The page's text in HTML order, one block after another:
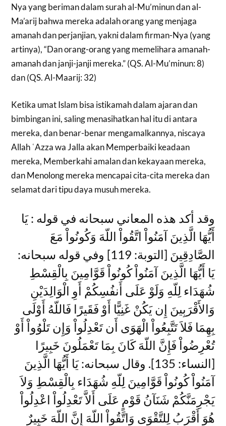
Nya yang beriman dalam surah al-Mu’minun dan al-
Ma’arij bahwa mereka adalah orang yang menjaga
amanah dan perjanjian, yakni dalam firman-Nya (yang
artinya), “Dan orang-orang yang memelihara amanah-
amanah dan janji-janji mereka.” (QS. Al-Mu’minun: 8)
dan (QS. Al-Maarij: 32)
Ketika umat Islam bisa istikamah dalam ajaran dan
bimbingan ini, saling menasihatkan hal itu di antara
mereka, dan benar-benar mengamalkannya, niscaya
Allah ʿAzza wa Jalla akan Memperbaiki keadaan
mereka, Memberkahi amalan dan kekayaan mereka,
dan Menolong mereka mencapai cita-cita mereka dan
selamat dari tipu daya musuh mereka.
وقد أكد هذه المعاني سبحانه في قوله : يَا
أَيُّهَا الَّذِينَ آمَنُواْ اتَّقُواْ اللّهَ وَكُونُواْ مَعَ
الصَّادِقِينَ [التوبة: 119] وفي قوله سبحانه:
يَا أَيُّهَا الَّذِينَ آمَنُواْ كُونُواْ قَوَّامِينَ بِالْقِسْطِ
شُهَدَاء لِلّهِ وَلَوْ عَلَى أَنفُسِكُمْ أَوِ الْوَالِدَيْنِ
وَالأَقْرَبِينَ إِن يَكُنْ غَنِيًّا أَوْ فَقَيرًا فَاللّهُ أَوْلَى
بِهِمَا فَلاَ تَتَّبِعُواْ الْهَوَى أَن تَعْدِلُواْ وَإِن تَلْوُواْ أَوْ
تُعْرِضُواْ فَإِنَّ اللّهَ كَانَ بِمَا تَعْمَلُونَ خَبِيرًا
[النساء: 135]. وقال سبحانه: يَا أَيُّهَا الَّذِينَ
آمَنُواْ كُونُواْ قَوَّامِينَ لِلّهِ شُهَدَاء بِالْقِسْطِ وَلاَ
يَجْرِمَنَّكُمْ شَنَآنُ قَوْمٍ عَلَى أَلاَّ تَعْدِلُواْ اعْدِلُواْ
هُوَ أَقْرَبُ لِلتَّقْوَى وَاتَّقُواْ اللّهَ إِنَّ اللّهَ خَبِيرٌ